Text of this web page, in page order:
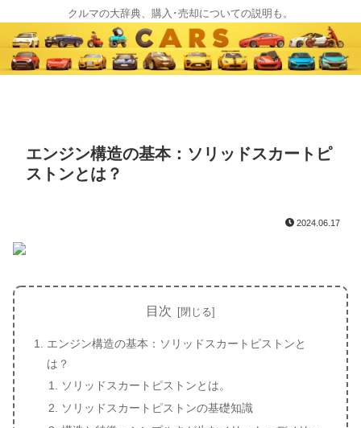
クルマの大辞典、購入･売却についての説明も。
エンジン構造の基本：ソリッドスカートピ
ストンとは？
2024.06.17
目次
エンジン構造の基本：ソリッドスカートピストンと
は？
ソリッドスカートピストンとは。
ソリッドスカートピストンの基礎知識